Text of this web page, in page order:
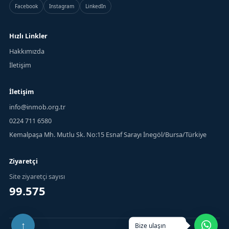
Facebook Instagram LinkedIn
Hızlı Linkler
Hakkımızda
İletişim
İletişim
info@inmob.org.tr
0224 711 6580
Kemalpaşa Mh. Mutlu Sk. No:15 Esnaf Sarayı İnegöl/Bursa/Türkiye
Ziyaretçi
Site ziyaretçi sayısı
99.575
Bize ulaşın